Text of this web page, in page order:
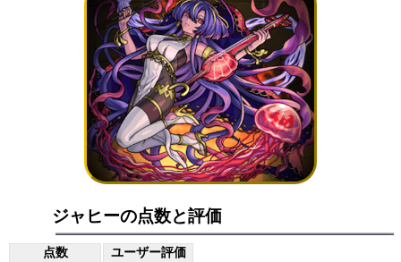
ジャヒーの点数と評価
点数 ユーザー評価